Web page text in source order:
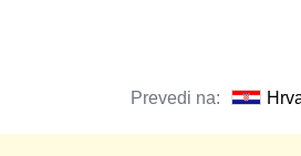
Prevedi na: